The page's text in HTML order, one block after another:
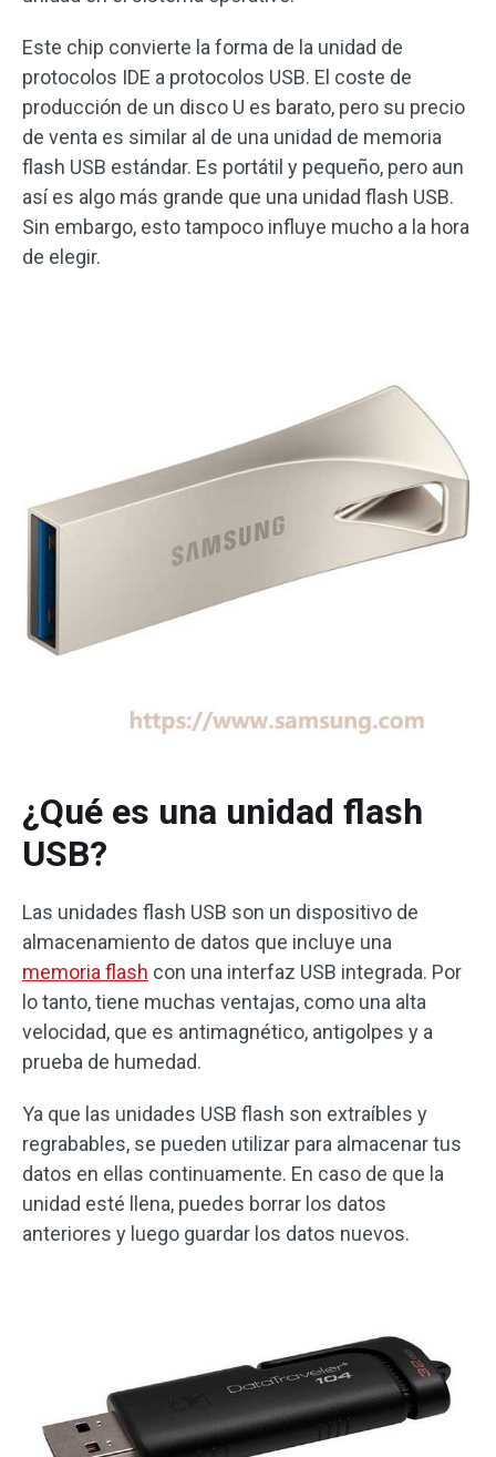
Este chip convierte la forma de la unidad de
protocolos IDE a protocolos USB. El coste de
producción de un disco U es barato, pero su precio
de venta es similar al de una unidad de memoria
flash USB estándar. Es portátil y pequeño, pero aun
así es algo más grande que una unidad flash USB.
Sin embargo, esto tampoco influye mucho a la hora
de elegir.
¿Qué es una unidad flash
USB?
Las unidades flash USB son un dispositivo de
almacenamiento de datos que incluye una
memoria flash con una interfaz USB integrada. Por
lo tanto, tiene muchas ventajas, como una alta
velocidad, que es antimagnético, antigolpes y a
prueba de humedad.
Ya que las unidades USB flash son extraíbles y
regrabables, se pueden utilizar para almacenar tus
datos en ellas continuamente. En caso de que la
unidad esté llena, puedes borrar los datos
anteriores y luego guardar los datos nuevos.